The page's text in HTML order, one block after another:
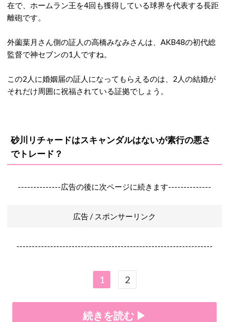
在で、ホームラン王を4回も獲得している球界を代表する長距
離砲です。
外薗葉月さん側の証人の高橋みなみさんは、AKB48の初代総
監督で神セブンの1人ですね。
この2人に婚姻届の証人になってもらえるのは、2人の結婚が
それだけ周囲に祝福されている証拠でしょう。
砂川リチャードはスキャンダルはないが素行の悪さ
でトレード？
--------------広告の後に次ページに続きます--------------
広告 / スポンサーリンク
----------------------------------------------------------------
1 2
続きを読む ▶